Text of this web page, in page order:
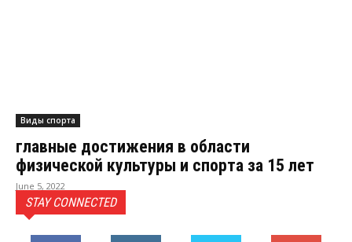
Виды спорта
главные достижения в области
физической культуры и спорта за 15 лет
June 5, 2022
STAY CONNECTED